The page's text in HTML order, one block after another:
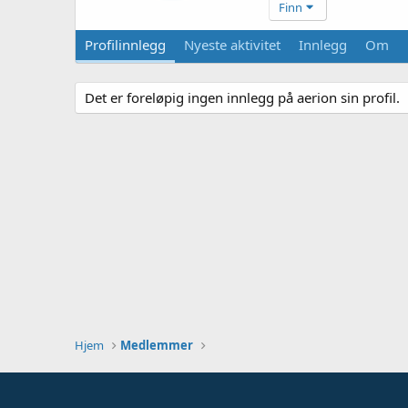
Finn
Profilinnlegg Nyeste aktivitet Innlegg Om
Det er foreløpig ingen innlegg på aerion sin profil.
Hjem Medlemmer